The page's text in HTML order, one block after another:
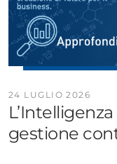
24 LUGLIO 2026
gestione